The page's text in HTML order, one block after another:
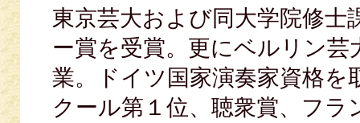
東京芸大および同大学院修士
ー賞を受賞。更にベルリン
業。ドイツ国家演奏家資格を
クール第１位、聴衆賞、フラ